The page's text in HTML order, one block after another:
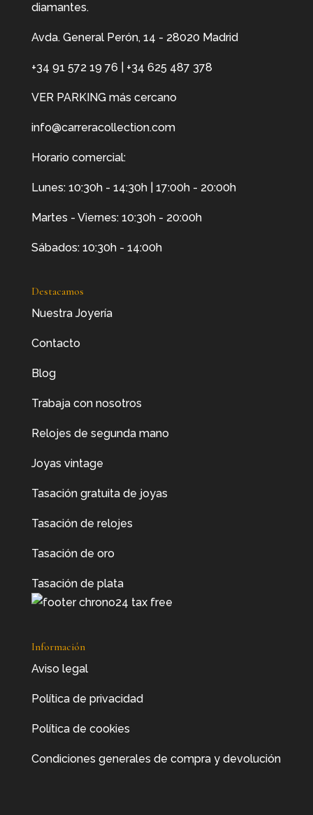
diamantes.
Avda. General Perón, 14 - 28020 Madrid
+34 91 572 19 76 +34 625 487 378
VER PARKING más cercano
info@carreracollection.com
Horario comercial:
Lunes: 10:30h - 14:30h | 17:00h - 20:00h
Martes - Viernes: 10:30h - 20:00h
Sábados: 10:30h - 14:00h
Destacamos
Nuestra Joyería
Contacto
Blog
Trabaja con nosotros
Relojes de segunda mano
Joyas vintage
Tasación gratuita de joyas
Tasación de relojes
Tasación de oro
Tasación de plata
Información
Aviso legal
Política de privacidad
Política de cookies
Condiciones generales de compra y devolución